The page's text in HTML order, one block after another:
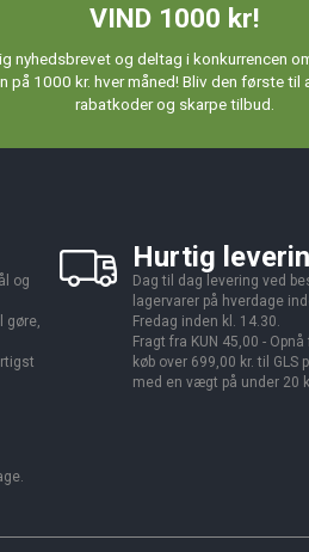
VIND 1000 kr!
nyhedsbrevet og deltag i konkurrencen
på 1000 kr. hver måned! Bliv den første til
rabatkoder og skarpe tilbud.
og
gøre,
Hurtig
Dag til dag levering ved
lagervarer på hverdage
Fredag inden kl. 14.30.
Fragt fra KUN 45,00 -
køb over 699,00 kr. til GLS
med en vægt på under 20